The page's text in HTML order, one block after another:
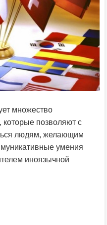
множество
которые позволяют с
людям, желающим
умения
иноязычной